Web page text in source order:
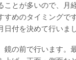
ことが多いので、月
すめのタイミングで
付を決めて行いま
鏡の前で行います。